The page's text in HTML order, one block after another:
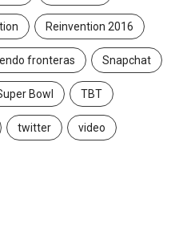
Reinvention 2016
fronteras Snapchat
Bowl TBT
twitter video